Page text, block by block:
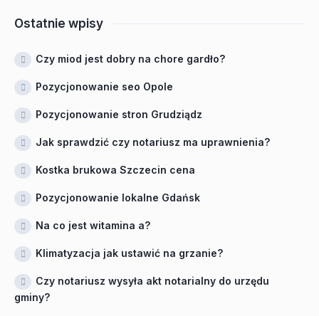
Ostatnie wpisy
Czy miod jest dobry na chore gardło?
Pozycjonowanie seo Opole
Pozycjonowanie stron Grudziądz
Jak sprawdzić czy notariusz ma uprawnienia?
Kostka brukowa Szczecin cena
Pozycjonowanie lokalne Gdańsk
Na co jest witamina a?
Klimatyzacja jak ustawić na grzanie?
Czy notariusz wysyła akt notarialny do urzędu
gminy?